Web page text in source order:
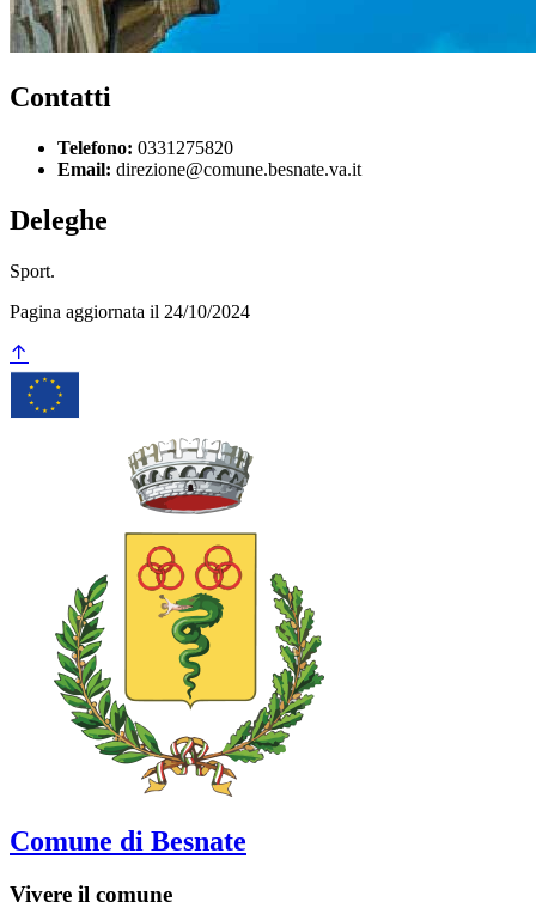
Contatti
Telefono: 0331275820
Email: direzione@comune.besnate.va.it
Deleghe
Sport.
Pagina aggiornata il 24/10/2024
Comune di Besnate
Vivere il comune